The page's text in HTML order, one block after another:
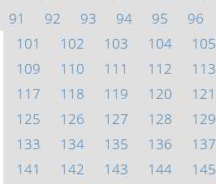
91
92 93 94 95 96
101
102 103 104 105
109
110 111 112 113
117
118 119 120 121
125
126 127 128 129
133
134 135 136 137
141
142 143 144 145